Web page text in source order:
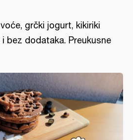
grčki jogurt, kikiriki
bez dodataka. Preukusne